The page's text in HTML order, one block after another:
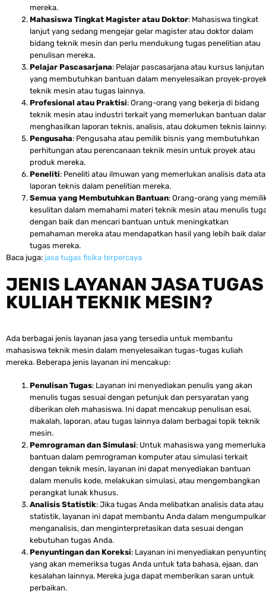
mereka.
Mahasiswa Tingkat Magister atau Doktor: Mahasiswa tingkat
lanjut yang sedang mengejar gelar magister atau doktor dalam
bidang teknik mesin dan perlu mendukung tugas penelitian atau
penulisan mereka.
Pelajar Pascasarjana: Pelajar pascasarjana atau kursus lanjutan
yang membutuhkan bantuan dalam menyelesaikan proyek-
teknik mesin atau tugas lainnya.
Profesional atau Praktisi: Orang-orang yang bekerja di bidang
teknik mesin atau industri terkait yang memerlukan bantuan
menghasilkan laporan teknis, analisis, atau dokumen teknis
Pengusaha: Pengusaha atau pemilik bisnis yang membutuhkan
perhitungan atau perencanaan teknik mesin untuk proyek atau
produk mereka.
Peneliti: Peneliti atau ilmuwan yang memerlukan analisis data
laporan teknis dalam penelitian mereka.
Semua yang Membutuhkan Bantuan: Orang-orang yang
kesulitan dalam memahami materi teknik mesin atau menulis
dengan baik dan mencari bantuan untuk meningkatkan
pemahaman mereka atau mendapatkan hasil yang lebih baik
tugas mereka.
Baca juga: jasa tugas fisika terpercaya
JENIS LAYANAN JASA TUGAS
KULIAH TEKNIK MESIN?
Ada berbagai jenis layanan jasa yang tersedia untuk membantu
mahasiswa teknik mesin dalam menyelesaikan tugas-tugas kuliah
mereka. Beberapa jenis layanan ini mencakup:
Penulisan Tugas: Layanan ini menyediakan penulis yang akan
menulis tugas sesuai dengan petunjuk dan persyaratan yang
diberikan oleh mahasiswa. Ini dapat mencakup penulisan esai,
makalah, laporan, atau tugas lainnya dalam berbagai topik teknik
mesin.
Pemrograman dan Simulasi: Untuk mahasiswa yang
bantuan dalam pemrograman komputer atau simulasi terkait
dengan teknik mesin, layanan ini dapat menyediakan bantuan
dalam menulis kode, melakukan simulasi, atau mengembangkan
perangkat lunak khusus.
Analisis Statistik: Jika tugas Anda melibatkan analisis data atau
statistik, layanan ini dapat membantu Anda dalam
menganalisis, dan menginterpretasikan data sesuai dengan
kebutuhan tugas Anda.
Penyuntingan dan Koreksi: Layanan ini menyediakan
yang akan memeriksa tugas Anda untuk tata bahasa, ejaan, dan
kesalahan lainnya. Mereka juga dapat memberikan saran untuk
perbaikan.